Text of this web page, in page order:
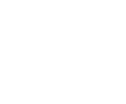
estos eventos